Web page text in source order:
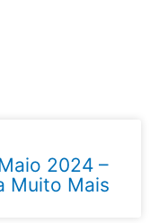
2024 –
Muito Mais